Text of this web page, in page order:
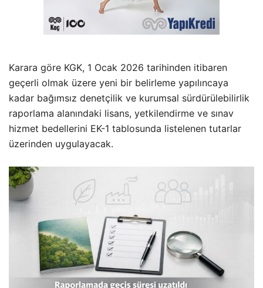
Karara göre KGK, 1 Ocak 2026 tarihinden itibaren
geçerli olmak üzere yeni bir belirleme yapılıncaya
kadar bağımsız denetçilik ve kurumsal sürdürülebilirlik
raporlama alanındaki lisans, yetkilendirme ve sınav
hizmet bedellerini EK-1 tablosunda listelenen tutarlar
üzerinden uygulayacak.